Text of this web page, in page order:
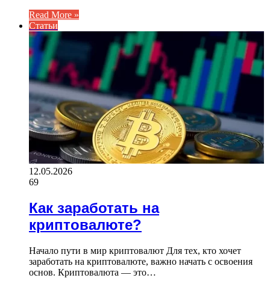
Read More »
Статьи
12.05.2026
69
Как заработать на
криптовалюте?
Начало пути в мир криптовалют Для тех, кто хочет
заработать на криптовалюте, важно начать с освоения
основ. Криптовалюта — это…